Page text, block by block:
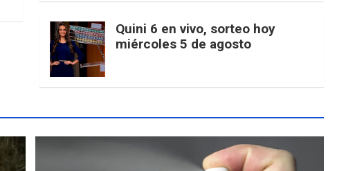
Quini 6 en vivo, sorteo hoy
miércoles 5 de agosto